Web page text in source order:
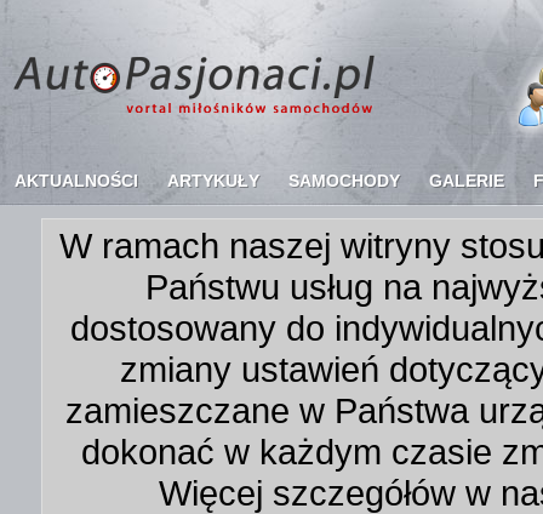
AKTUALNOŚCI ARTYKUŁY SAMOCHODY GALERIE
W ramach naszej witryny
Państwu usług na
dostosowany do
zmiany ustawień
zamieszczane w Państwa
dokonać w każdym czasie
Więcej szczegółów w